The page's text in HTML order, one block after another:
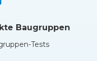
Baugruppen
Tests